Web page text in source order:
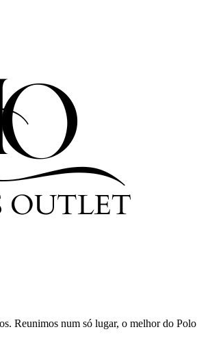
Reunimos num só lugar, o melhor do